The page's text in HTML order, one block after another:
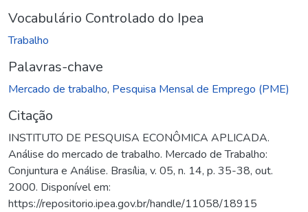
Vocabulário Controlado do Ipea
Trabalho
Palavras-chave
Mercado de trabalho, Pesquisa Mensal de Emprego (PME)
Citação
INSTITUTO DE PESQUISA ECONÔMICA APLICADA.
Análise do mercado de trabalho. Mercado de Trabalho:
Conjuntura e Análise. Brasília, v. 05, n. 14, p. 35-38, out.
2000. Disponível em:
https://repositorio.ipea.gov.br/handle/11058/18915